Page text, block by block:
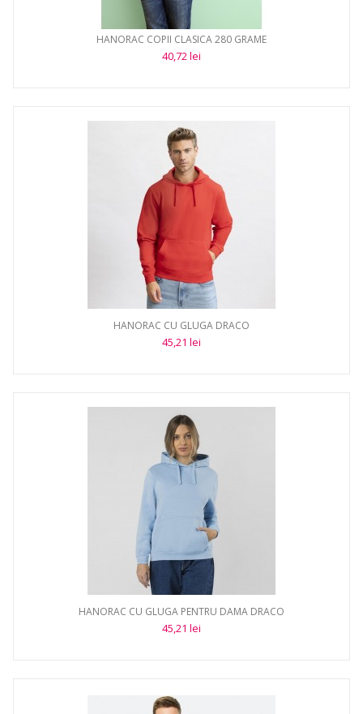
HANORAC COPII CLASICA 280 GRAME
40,72 lei
HANORAC CU GLUGA DRACO
45,21 lei
HANORAC CU GLUGA PENTRU DAMA DRACO
45,21 lei